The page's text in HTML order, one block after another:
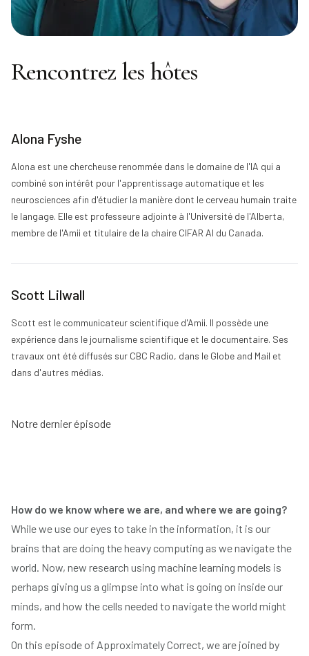
Rencontrez les hôtes
Alona Fyshe
Alona est une chercheuse renommée dans le domaine de l'IA qui a
combiné son intérêt pour l'apprentissage automatique et les
neurosciences afin d'étudier la manière dont le cerveau humain traite
le langage. Elle est professeure adjointe à l'Université de l'Alberta,
membre de l'Amii et titulaire de la chaire CIFAR AI du Canada.
Scott Lilwall
Scott est le communicateur scientifique d'Amii. Il possède une
expérience dans le journalisme scientifique et le documentaire. Ses
travaux ont été diffusés sur CBC Radio, dans le Globe and Mail et
dans d'autres médias.
Notre dernier épisode
Jouer
How do we know where we are, and where we are going?
While we use our eyes to take in the information, it is our
brains that are doing the heavy computing as we navigate the
world. Now, new research using machine learning models is
perhaps giving us a glimpse into what is going on inside our
minds, and how the cells needed to navigate the world might
form.
On this episode of Approximately Correct, we are joined by